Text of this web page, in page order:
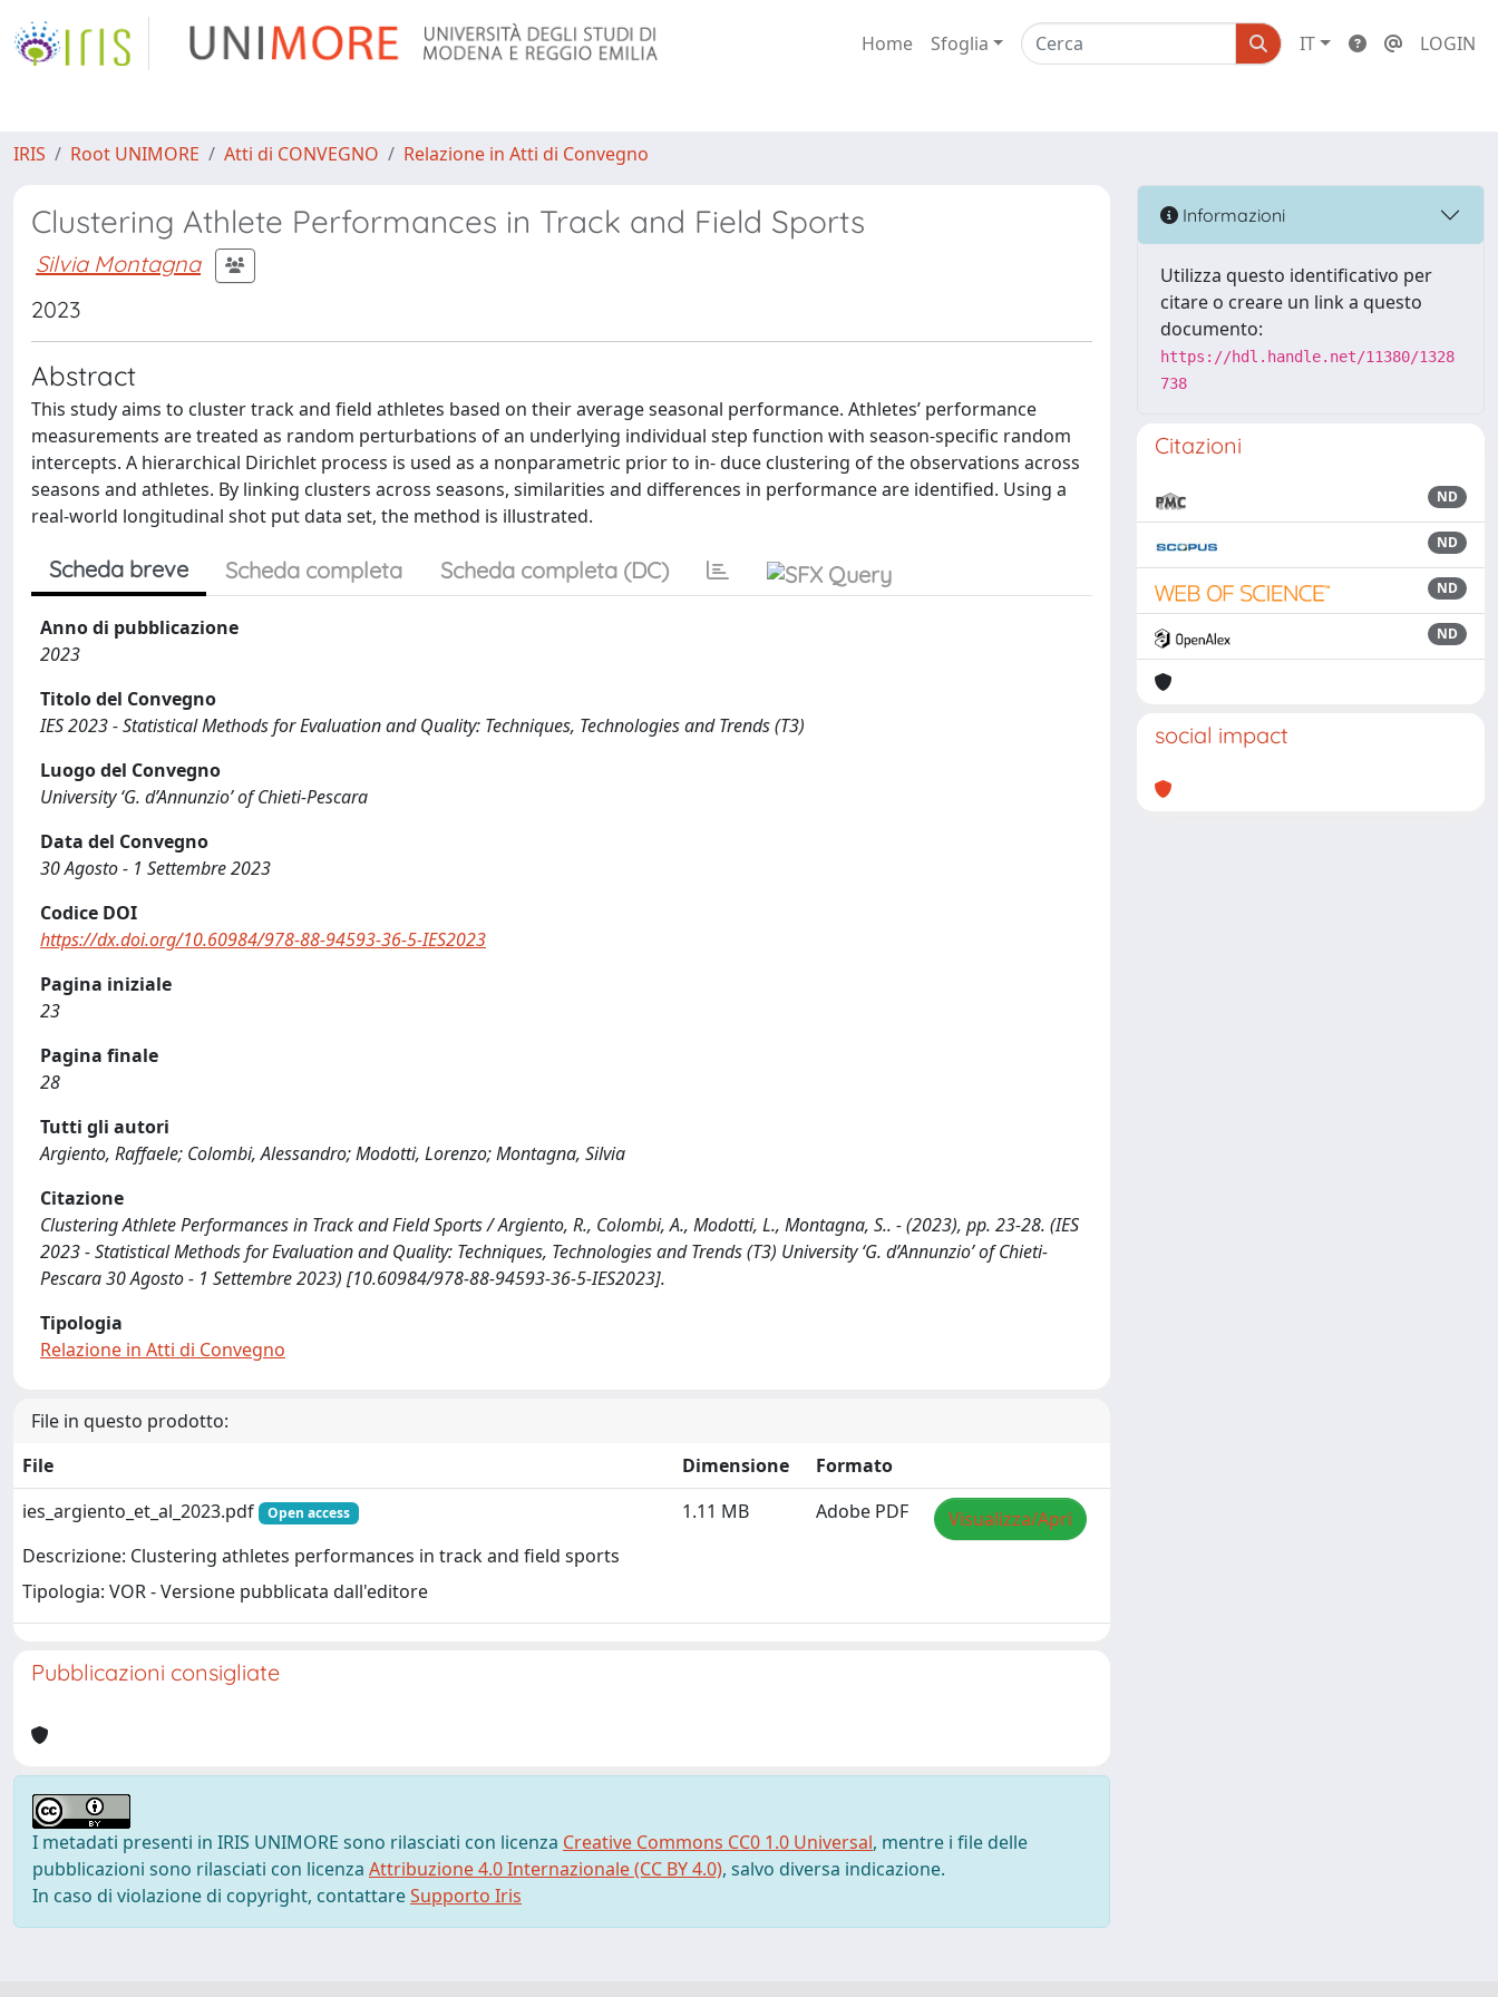
Home Sfoglia IT LOGIN
IRIS Root UNIMORE Atti di CONVEGNO Relazione in Atti di Convegno
Clustering Athlete Performances in Track and Field Sports
Silvia Montagna
2023
Abstract
This study aims to cluster track and field athletes based on their average seasonal performance. Athletes’ performance
measurements are treated as random perturbations of an underlying individual step function with season-specific random
intercepts. A hierarchical Dirichlet process is used as a nonparametric prior to in- duce clustering of the observations across
seasons and athletes. By linking clusters across seasons, similarities and differences in performance are identified. Using a
real-world longitudinal shot put data set, the method is illustrated.
Scheda breve Scheda completa Scheda completa (DC)
Anno di pubblicazione
2023
Titolo del Convegno
IES 2023 - Statistical Methods for Evaluation and Quality: Techniques, Technologies and Trends (T3)
Luogo del Convegno
University ‘G. d’Annunzio’ of Chieti-Pescara
Data del Convegno
30 Agosto - 1 Settembre 2023
Codice DOI
https://dx.doi.org/10.60984/978-88-94593-36-5-IES2023
Pagina iniziale
23
Pagina finale
28
Tutti gli autori
Argiento, Raffaele; Colombi, Alessandro; Modotti, Lorenzo; Montagna, Silvia
Citazione
Clustering Athlete Performances in Track and Field Sports / Argiento, R., Colombi, A., Modotti, L., Montagna, S.. - (2023), pp. 23-28. (IES
2023 - Statistical Methods for Evaluation and Quality: Techniques, Technologies and Trends (T3) University ‘G. d’Annunzio’ of Chieti-
Pescara 30 Agosto - 1 Settembre 2023) [10.60984/978-88-94593-36-5-IES2023].
Tipologia
Relazione in Atti di Convegno
File in questo prodotto:
File
Dimensione
Formato
ies_argiento_et_al_2023.pdf
Open access
Descrizione: Clustering athletes performances in track and field sports
Tipologia: VOR - Versione pubblicata dall'editore
1.11 MB Adobe PDF Visualizza/Apri
Pubblicazioni consigliate
I metadati presenti in IRIS UNIMORE sono rilasciati con licenza Creative Commons CC0 1.0 Universal, mentre i file delle
pubblicazioni sono rilasciati con licenza Attribuzione 4.0 Internazionale (CC BY 4.0), salvo diversa indicazione.
In caso di violazione di copyright, contattareSupporto Iris
Informazioni
Utilizza questo identificativo per
citare o creare un link a questo
documento:
https://hdl.handle.net/11380/1328
738
Citazioni
ND
ND
ND
ND
social impact